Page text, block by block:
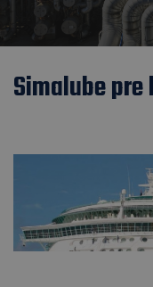
Simalube